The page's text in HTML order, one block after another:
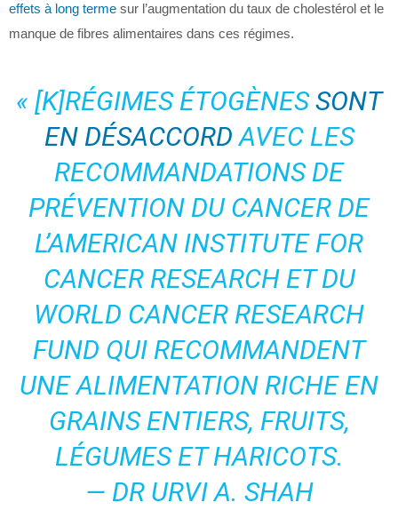
effets à long terme sur l’augmentation du taux de cholestérol et le
manque de fibres alimentaires dans ces régimes.
« [K]RÉGIMES ÉTOGÈNESSONT
EN DÉSACCORD AVEC LES
RECOMMANDATIONS DE
PRÉVENTION DU CANCER DE
L’AMERICAN INSTITUTE FOR
CANCER RESEARCH ET DU
WORLD CANCER RESEARCH
FUND QUI RECOMMANDENT
UNE ALIMENTATION RICHE EN
GRAINS ENTIERS, FRUITS,
LÉGUMES ET HARICOTS.
— DR URVI A. SHAH